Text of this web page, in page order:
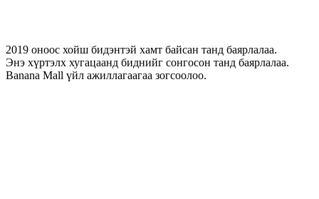
2019 оноос хойш бидэнтэй хамт байсан танд баярлалаа.
Энэ хүртэлх хугацаанд биднийг сонгосон танд баярлалаа.
Banana Mall үйл ажиллагаагаа зогсоолоо.